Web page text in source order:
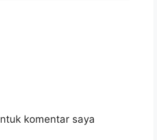
komentar saya